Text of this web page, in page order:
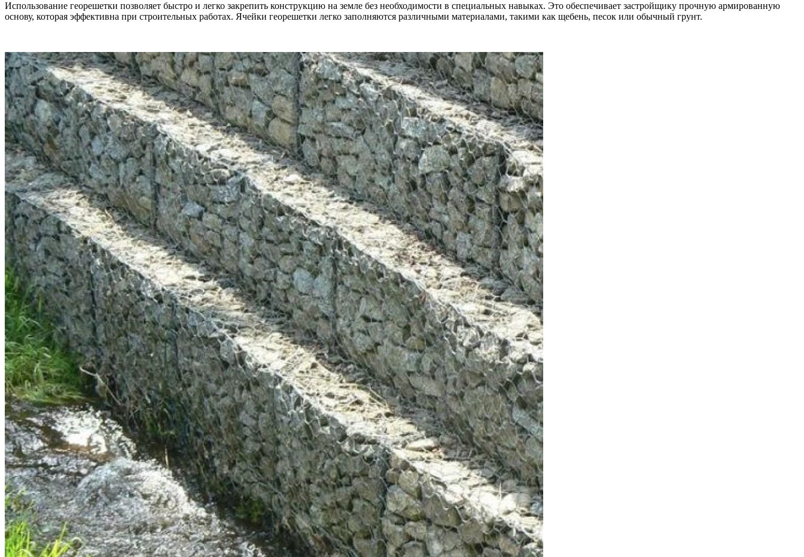
Использование георешетки позволяет быстро и легко закрепить конструкцию на земле без необходимости в специальных навыках. Это обеспечивает застройщику прочную армированную
основу, которая эффективна при строительных работах. Ячейки георешетки легко заполняются различными материалами, такими как щебень, песок или обычный грунт.